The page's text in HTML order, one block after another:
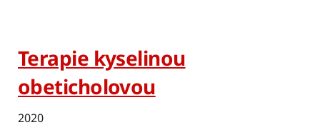
Terapie kyselinou
obeticholovou
2020